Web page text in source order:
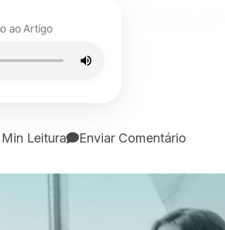
ao Artigo
Leitura Enviar Comentário